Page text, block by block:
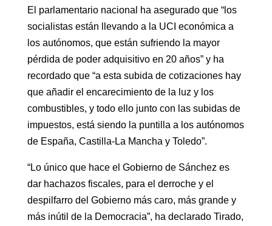
El parlamentario nacional ha asegurado que “los
socialistas están llevando a la UCI económica a
los autónomos, que están sufriendo la mayor
pérdida de poder adquisitivo en 20 años” y ha
recordado que “a esta subida de cotizaciones hay
que añadir el encarecimiento de la luz y los
combustibles, y todo ello junto con las subidas de
impuestos, está siendo la puntilla a los autónomos
de España, Castilla-La Mancha y Toledo”.
“Lo único que hace el Gobierno de Sánchez es
dar hachazos fiscales, para el derroche y el
despilfarro del Gobierno más caro, más grande y
más inútil de la Democracia”, ha declarado Tirado,